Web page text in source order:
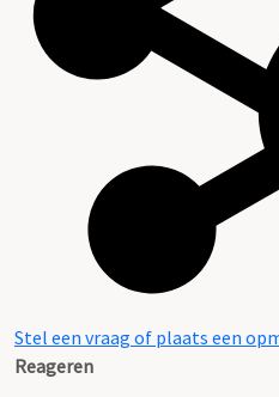
Stel een vraag of plaats een
Reageren